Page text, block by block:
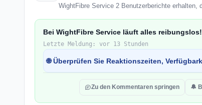
WightFibre Service 2 Benutzerberichte erhalten,
Bei WightFibre Service läuft alles reibungslos!
Letzte Meldung: vor 13 Stunden
🌐 Überprüfen Sie Reaktionszeiten,
Zu den Kommentaren springen 🔔